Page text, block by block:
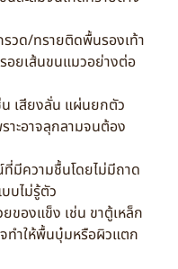
รวด/ทรายติดพื้นรองเท้า
อยเส้นขนแมวอย่างต่อ
เสียงลั่น แผ่นยกตัว
าะอาจลุกลามจนต้อง
มีความชื้นโดยไม่มีถาด
บไม่รู้ตัว
ของแข็ง เช่น ขาตู้เหล็ก
ทำให้พื้นบุ๋มหรือผิวแตก